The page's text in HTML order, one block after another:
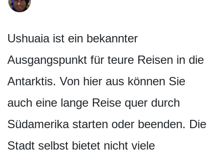
Ushuaia ist ein bekannter
Ausgangspunkt für teure Reisen in die
Antarktis. Von hier aus können Sie
auch eine lange Reise quer durch
Südamerika starten oder beenden. Die
Stadt selbst bietet nicht viele